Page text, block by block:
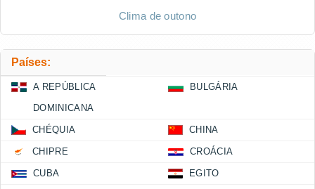
Clima de outono
Países:
A REPÚBLICA
DOMINICANA
BULGÁRIA
CHÉQUIA CHINA
CHIPRE CROÁCIA
CUBA EGITO